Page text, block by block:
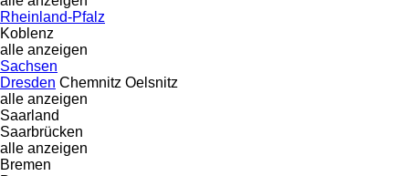
Rheinland-Pfalz
Koblenz
alle anzeigen
Sachsen
Dresden Chemnitz Oelsnitz
alle anzeigen
Saarland
Saarbrücken
alle anzeigen
Bremen